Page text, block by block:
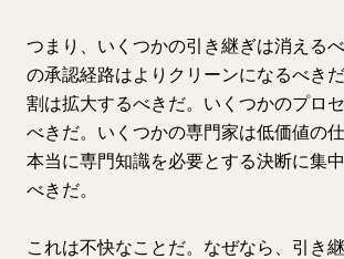
つまり、いくつかの引き継ぎは消える
の承認経路はよりクリーンになるべき
割は拡大するべきだ。いくつかのプロ
べきだ。いくつかの専門家は低価値の仕
本当に専門知識を必要とする決断に集
べきだ。
これは不快なことだ。なぜなら、引き